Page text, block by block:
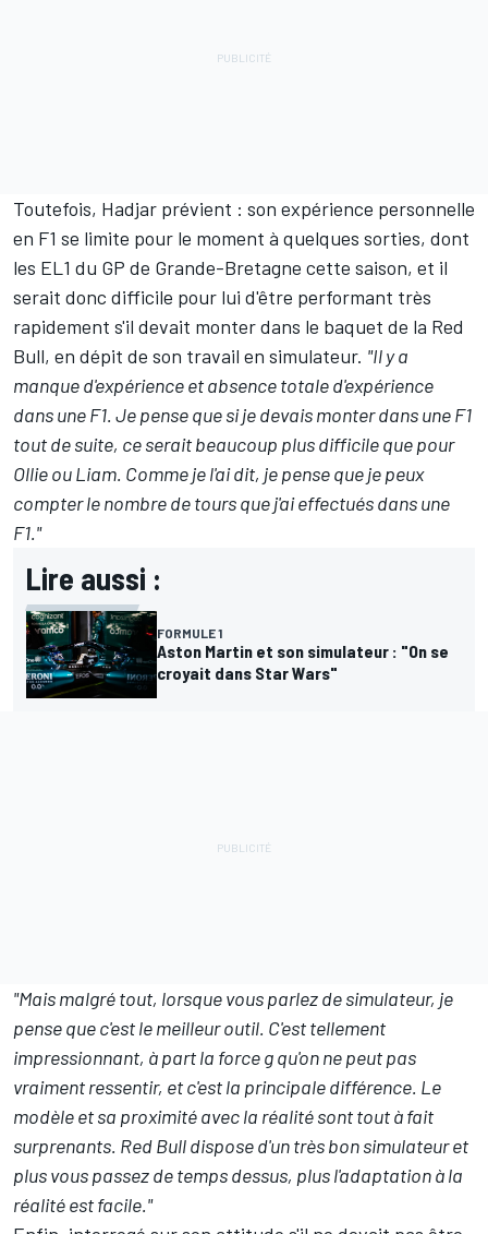
Toutefois, Hadjar prévient : son expérience personnelle
en F1 se limite pour le moment à quelques sorties, dont
les EL1 du GP de Grande-Bretagne cette saison, et il
serait donc difficile pour lui d'être performant très
rapidement s'il devait monter dans le baquet de la Red
Bull, en dépit de son travail en simulateur. "Il y a
manque d'expérience et absence totale d'expérience
dans une F1. Je pense que si je devais monter dans une F1
tout de suite, ce serait beaucoup plus difficile que pour
Ollie ou Liam. Comme je l'ai dit, je pense que je peux
compter le nombre de tours que j'ai effectués dans une
F1."
Lire aussi :
FORMULE 1
Aston Martin et son simulateur : "On se
croyait dans Star Wars"
"Mais malgré tout, lorsque vous parlez de simulateur, je
pense que c'est le meilleur outil. C'est tellement
impressionnant, à part la force g qu'on ne peut pas
vraiment ressentir, et c'est la principale différence. Le
modèle et sa proximité avec la réalité sont tout à fait
surprenants. Red Bull dispose d'un très bon simulateur et
plus vous passez de temps dessus, plus l'adaptation à la
réalité est facile."